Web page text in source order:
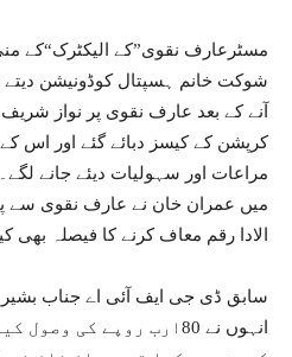
مسٹرعارف نقوی”کے الیکٹرک“کے
شوکت خانم ہسپتال کوڈونیشن
آنے کے بعد عارف نقوی پر نواز شریف
کرپشن کے کیسز دبائے گئے اور اس
مراعات اور سہولیات دیئے جانے
میں عمران خان نے عارف نقوی سے
الادا رقم معاف کرنے کا فیصلہ بھی
سابق ڈی جی ایف آئی اے جناب
انہوں نے 80ارب روپے کی